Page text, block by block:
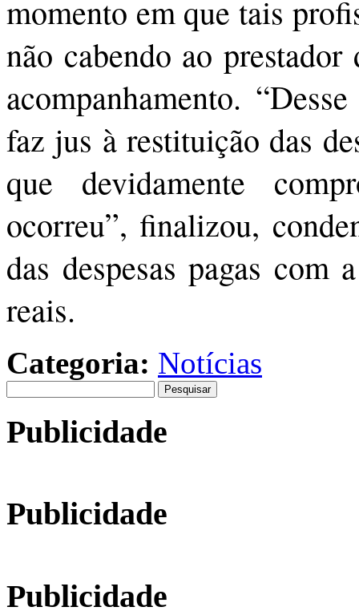
momento em que tais
não cabendo ao
acompanhamento.
faz jus à restituição das
que devidamente
ocorreu”, finalizou,
das despesas pagas
reais.
Categoria: Notícias
por:
Publicidade
Publicidade
Publicidade